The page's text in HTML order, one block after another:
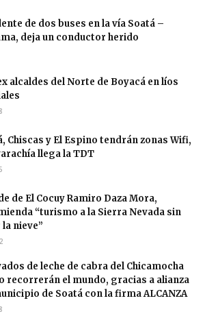
de dos buses en la vía Soatá –
deja un conductor herido
alcaldes del Norte de Boyacá en líos
Chiscas y El Espino tendrán zonas Wifi,
llega la TDT
de El Cocuy Ramiro Daza Mora,
“turismo a la Sierra Nevada sin
nieve”
de leche de cabra del Chicamocha
recorrerán el mundo, gracias a alianza
de Soatá con la firma ALCANZA